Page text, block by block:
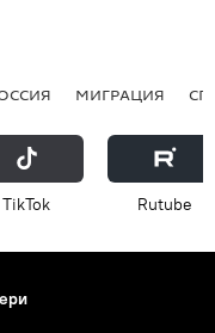
МИГРАЦИЯ
ТikТоk Rutube